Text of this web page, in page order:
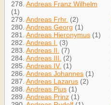
278. Andreas Franz Wilhelm
(1)
279. Andreas Frhr. (2)
280. Andreas Georg (1)
281. Andreas Hieronymus (1)
282. Andreas I.
(3)
283. Andreas II.
(7)
284. Andreas III.
(2)
285. Andreas IV. (1)
286. Andreas Johannes (1)
287. Andreas Lazarus (2)
288. Andreas Pius (1)
289. Andreas Prinz (1)